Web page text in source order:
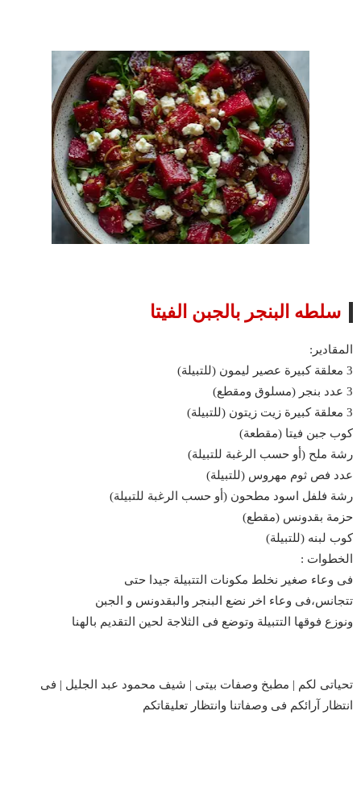
سلطه البنجر بالجبن الفيتا
المقادير:
3 معلقة كبيرة عصير ليمون (للتبيلة)
3 عدد بنجر (مسلوق ومقطع)
3 معلقة كبيرة زيت زيتون (للتبيلة)
كوب جبن فيتا (مقطعة)
رشة ملح (أو حسب الرغبة للتبيلة)
عدد فص ثوم مهروس (للتبيلة)
رشة فلفل اسود مطحون (أو حسب الرغبة للتبيلة)
حزمة بقدونس (مقطع)
كوب لبنه (للتبيلة)
الخطوات :
فى وعاء صغير نخلط مكونات التتبيلة جيدا حتى
تتجانس،فى وعاء اخر نضع البنجر والبقدونس و الجبن
ونوزع فوقها التتبيلة وتوضع فى الثلاجة لحين التقديم بالهنا
تحياتى لكم | مطبخ وصفات بيتى | شيف محمود عبد الجليل | فى
انتظار آرائكم فى وصفاتنا وانتظار تعليقاتكم